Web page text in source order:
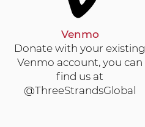
Venmo
Donate with your existing
Venmo account, you can
find us at
@ThreeStrandsGlobal